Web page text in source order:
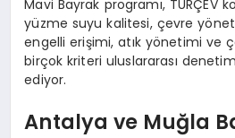
Mavi Bayrak programı, TÜRÇEV
yüzme suyu kalitesi, çevre
engelli erişimi, atık yönetimi ve
birçok kriteri uluslararası
ediyor.
Antalya ve Muğla